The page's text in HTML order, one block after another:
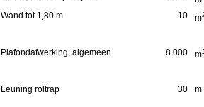
Wand tot 1,80 m 10 m
Plafondafwerking, algemeen 8.000 m
Leuning roltrap 30 m